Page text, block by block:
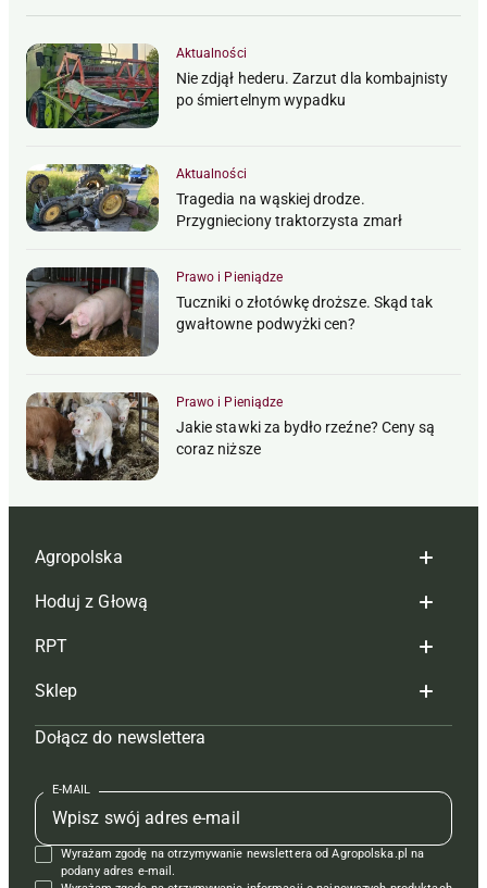
Aktualności
Nie zdjął hederu. Zarzut dla kombajnisty
po śmiertelnym wypadku
Aktualności
Tragedia na wąskiej drodze.
Przygnieciony traktorzysta zmarł
Prawo i Pieniądze
Tuczniki o złotówkę droższe. Skąd tak
gwałtowne podwyżki cen?
Prawo i Pieniądze
Jakie stawki za bydło rzeźne? Ceny są
coraz niższe
Agropolska
Redakcja
Reklama
Tagi
Mapa serwisu
Kontakt
Regulamin
Polityka prywatności
Hoduj z Głową
Hoduj z głową bydło
Hoduj z głową świnie
Prenumerata
Redakcja
Kontakt
Reklama
RPT
Redakcja
Prenumerata
Reklama
Kontakt
Krzyżówki
Sklep
Czasopisma i prenumerata
Książki
Regulamin
Dołącz do newslettera
E-MAIL
Wyrażam zgodę na otrzymywanie newslettera od Agropolska.pl na
podany adres e-mail.